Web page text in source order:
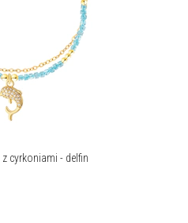
cyrkoniami - delfin